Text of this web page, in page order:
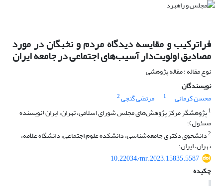
فراترکیب و مقایسه دیدگاه‌‌ مردم و نخبگان در مورد
مصادیق اولویت‌‌دار آسیب‌های اجتماعی در جامعه ایران
نوع مقاله : مقاله پژوهشی
نویسندگان
محسن کرمانی
1 مرتضی گنجی2
1پژوهشگر مرکز پژوهش‌های مجلس شورای اسلامی، تهران، ایران (نویسنده
مسئول)؛
2دانشجوی دکتری جامعه‌شناسی، دانشکده علوم اجتماعی، دانشگاه علامه،
تهران، ایران؛
10.22034/mr.2023.15835.5587
چکیده